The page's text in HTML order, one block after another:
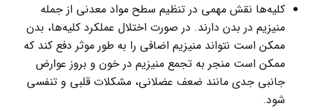
کلیه‌ها نقش مهمی در تنظیم سطح مواد معدنی از جمله
منیزیم در بدن دارند. در صورت اختلال عملکرد کلیه‌ها، بدن
ممکن است نتواند منیزیم اضافی را به طور موثر دفع کند که
ممکن است منجر به تجمع منیزیم در خون و بروز عوارض
جانبی جدی مانند ضعف عضلانی، مشکلات قلبی و تنفسی
شود.